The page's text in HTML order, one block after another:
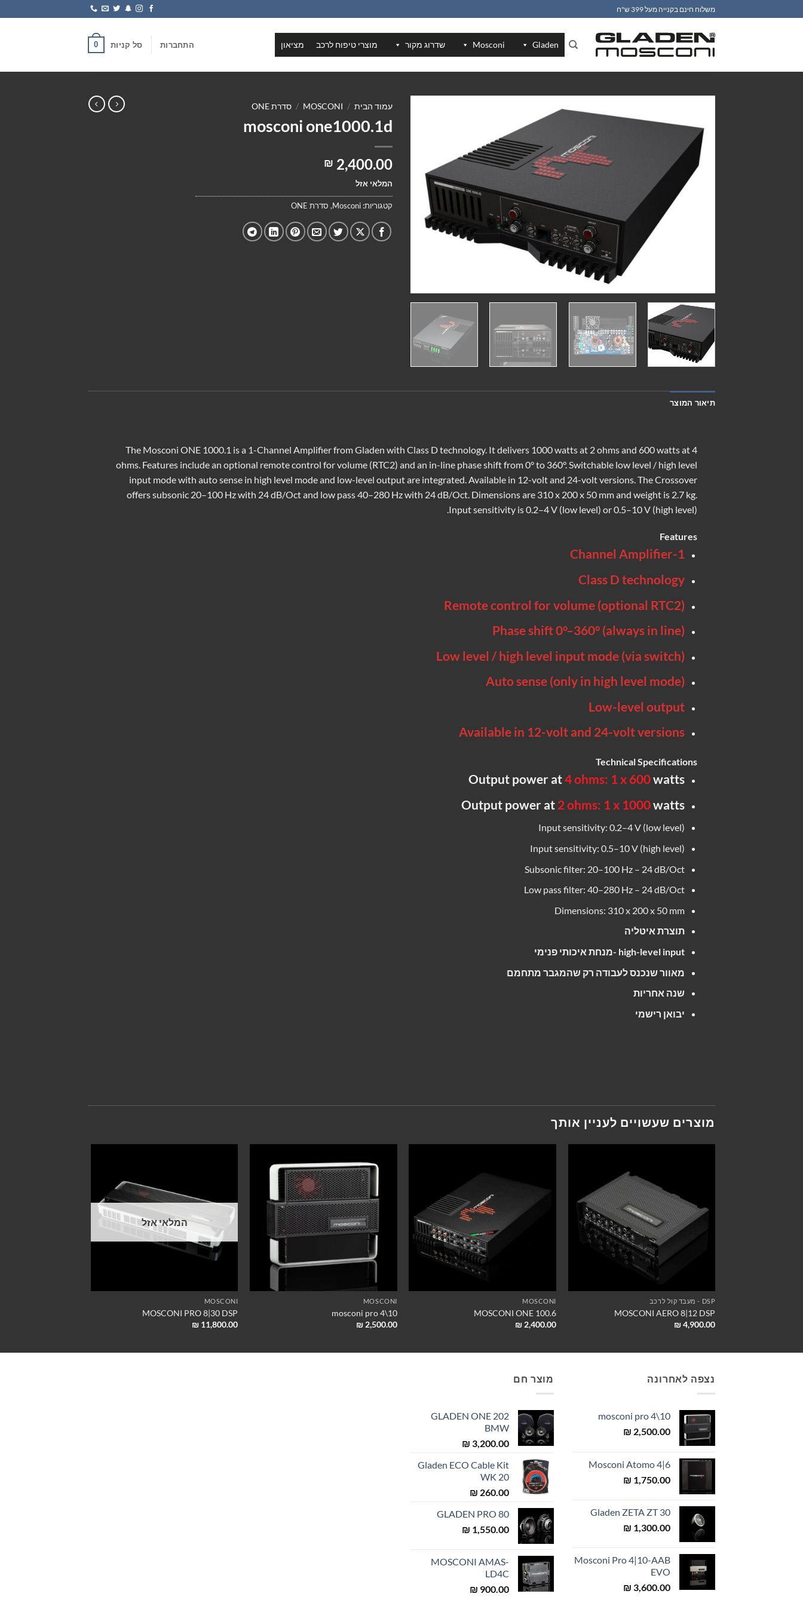
to
משלוח חינם בקנייה מעל 399 ש"ח
Gladen
Mosconi שדרוג מקור מוצרי טיפוח לרכב מציאון התחברות סל קניות 0
עמוד הבית /
MOSCONI
/ סדרת ONE
mosconi one1000.1d
₪ 2,400.00
המלאי אזל
קטגוריות: Mosconi
, סדרת ONE
תיאור המוצר
The Mosconi ONE 1000.1 is a 1-Channel Amplifier from Gladen with Class D technology. It delivers 1000 watts at 2 ohms and 600 watts at 4
ohms. Features include an optional remote control for volume (RTC2) and an in-line phase shift from 0° to 360°. Switchable low level / high level
input mode with auto sense in high level mode and low-level output are integrated. Available in 12-volt and 24-volt versions. The Crossover
offers subsonic 20–100 Hz with 24 dB/Oct and low pass 40–280 Hz with 24 dB/Oct. Dimensions are 310 x 200 x 50 mm and weight is 2.7 kg.
Input sensitivity is 0.2–4 V (low level) or 0.5–10 V (high level).
Features
1-Channel Amplifier
Class D technology
Remote control for volume (optional RTC2)
Phase shift 0°–360° (always in line)
Low level / high level input mode (via switch)
Auto sense (only in high level mode)
Low-level output
Available in 12-volt and 24-volt versions
Technical Specifications
Output power at4 ohms: 1 x 600watts
Output power at 2 ohms: 1 x 1000watts
Input sensitivity: 0.2–4 V (low level)
Input sensitivity: 0.5–10 V (high level)
Subsonic filter: 20–100 Hz – 24 dB/Oct
Low pass filter: 40–280 Hz – 24 dB/Oct
Dimensions: 310 x 200 x 50 mm
תוצרת איטליה
high-level input -מנחת איכותי פנימי
מאוור שנכנס לעבודה רק שהמגבר מתחמם
שנה אחריות
יבואן רישמי
מוצרים שעשויים לעניין אותך
DSP - מעבד קול לרכב
MOSCONI AERO 8|12 DSP
₪4,900.00
MOSCONI
MOSCONI ONE 100.6
₪2,400.00
MOSCONI
mosconi pro 4\10
₪2,500.00
המלאי אזל
MOSCONI
MOSCONI PRO 8|30 DSP
₪ 11,800.00
נצפה לאחרונה
mosconi pro 4\10
₪ 2,500.00
Mosconi Atomo 4|6
₪ 1,750.00
Gladen ZETA ZT 30
₪ 1,300.00
Mosconi Pro 4|10-AAB
EVO
₪ 3,600.00
מוצר חם
GLADEN ONE 202
BMW
₪ 3,200.00
Gladen ECO Cable Kit
WK 20
₪ 260.00
GLADEN PRO 80
₪ 1,550.00
MOSCONI AMAS-
LD4C
₪ 900.00